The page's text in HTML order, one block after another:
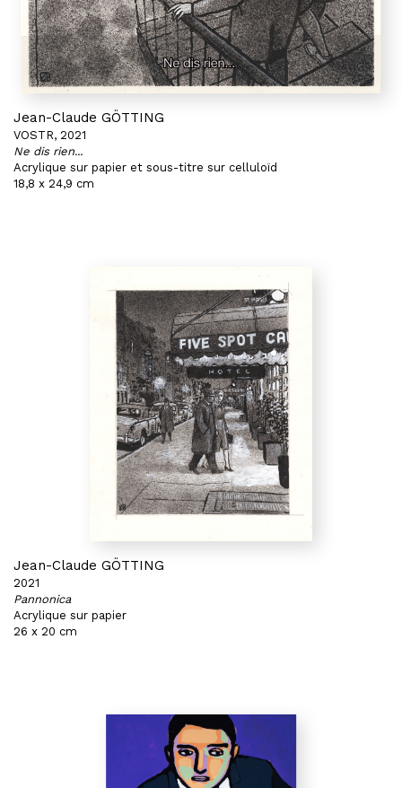
Jean-Claude GÖTTING
VOSTR, 2021
Ne dis rien...
Acrylique sur papier et sous-titre sur celluloïd
18,8 x 24,9 cm
Jean-Claude GÖTTING
2021
Pannonica
Acrylique sur papier
26 x 20 cm